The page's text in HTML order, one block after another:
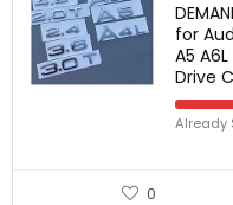
for
A5
Drive
Already
0